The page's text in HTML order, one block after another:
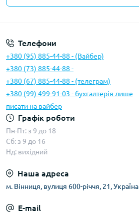
Телефони
+380 (95) 885-44-88 - (Вайбер)
+380 (73) 885-44-88 -
+380 (67) 885-44-88 - (телеграм)
+380 (99) 499-91-03 - бухгалтерія лише
писати на вайбер
Графік роботи
Пн-Пт: з 9 до 18
Сб: з 9 до 16
Нд: вихідний
Наша адреса
м. Вінниця, вулиця 600-річчя, 21, Україна
E-mail